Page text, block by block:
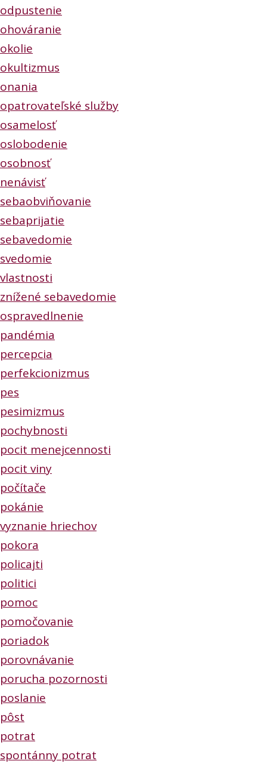
odpustenie
ohováranie
okolie
okultizmus
onania
opatrovateľské služby
osamelosť
oslobodenie
osobnosť
nenávisť
sebaobviňovanie
sebaprijatie
sebavedomie
svedomie
vlastnosti
znížené sebavedomie
ospravedlnenie
pandémia
percepcia
perfekcionizmus
pes
pesimizmus
pochybnosti
pocit menejcennosti
pocit viny
počítače
pokánie
vyznanie hriechov
pokora
policajti
politici
pomoc
pomočovanie
poriadok
porovnávanie
porucha pozornosti
poslanie
pôst
potrat
spontánny potrat